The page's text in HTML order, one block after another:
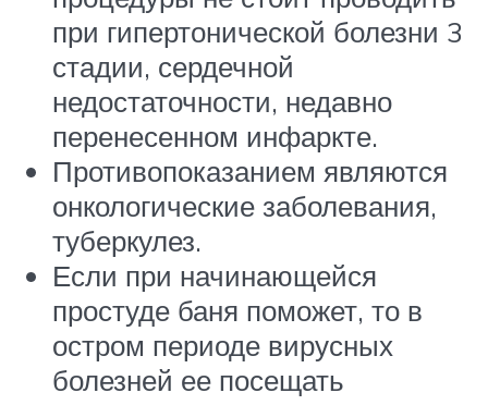
при гипертонической болезни 3
стадии, сердечной
недостаточности, недавно
перенесенном инфаркте.
Противопоказанием являются
онкологические заболевания,
туберкулез.
Если при начинающейся
простуде баня поможет, то в
остром периоде вирусных
болезней ее посещать